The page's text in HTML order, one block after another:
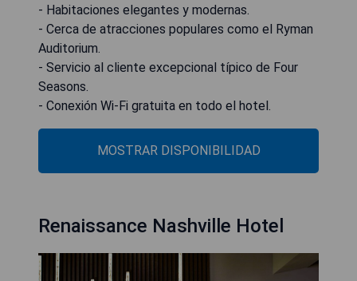
- Habitaciones elegantes y modernas.
- Cerca de atracciones populares como el Ryman
Auditorium.
- Servicio al cliente excepcional típico de Four
Seasons.
- Conexión Wi-Fi gratuita en todo el hotel.
MOSTRAR DISPONIBILIDAD
Renaissance Nashville Hotel